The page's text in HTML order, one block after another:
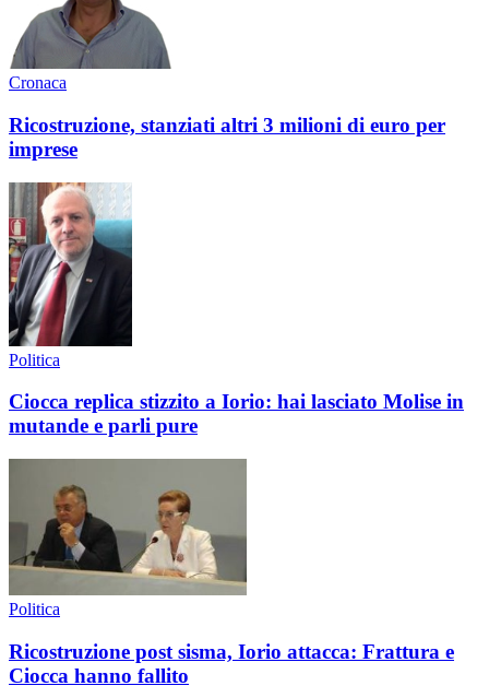
Cronaca
Ricostruzione, stanziati altri 3 milioni di euro per
imprese
Politica
Ciocca replica stizzito a Iorio: hai lasciato Molise in
mutande e parli pure
Politica
Ricostruzione post sisma, Iorio attacca: Frattura e
Ciocca hanno fallito